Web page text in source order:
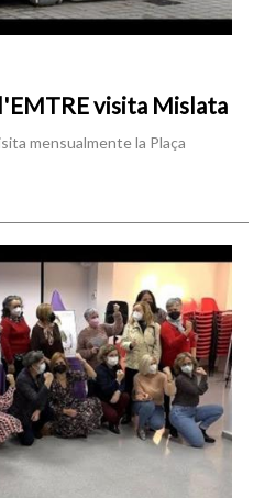
visita Mislata
mensualmente la Plaça